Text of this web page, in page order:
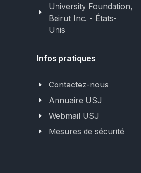
University Foundation,
Beirut Inc. - États-
Unis
Infos pratiques
Contactez-nous
Annuaire USJ
Webmail USJ
Mesures de sécurité